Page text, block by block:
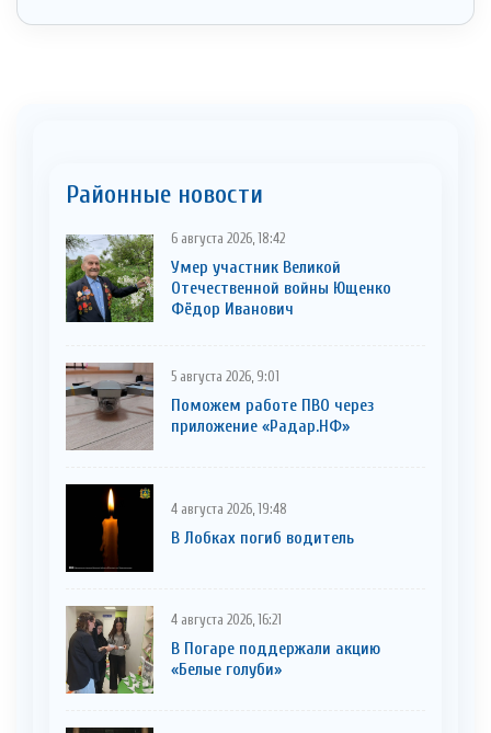
Районные новости
6 августа 2026, 18:42
Умер участник Великой
Отечественной войны Ющенко
Фёдор Иванович
5 августа 2026, 9:01
Поможем работе ПВО через
приложение «Радар.НФ»
4 августа 2026, 19:48
В Лобках погиб водитель
4 августа 2026, 16:21
В Погаре поддержали акцию
«Белые голуби»